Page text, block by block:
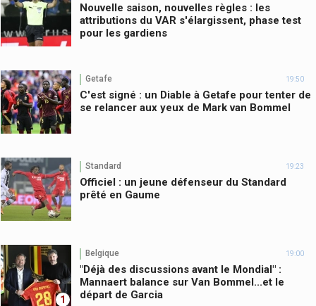
Nouvelle saison, nouvelles règles : les
attributions du VAR s'élargissent, phase test
pour les gardiens
Getafe 19:50
C'est signé : un Diable à Getafe pour tenter de
se relancer aux yeux de Mark van Bommel
Standard 19:23
Officiel : un jeune défenseur du Standard
prêté en Gaume
1
Belgique 19:00
"Déjà des discussions avant le Mondial" :
Mannaert balance sur Van Bommel...et le
départ de Garcia